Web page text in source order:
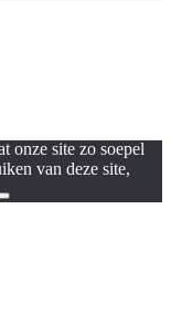
onze site zo soepel
van deze site,